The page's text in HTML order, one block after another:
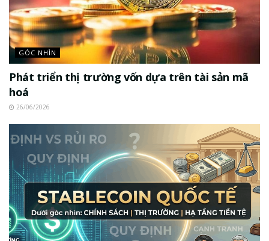
GÓC NHÌN
Phát triển thị trường vốn dựa trên tài sản mã
hoá
26/06/2026